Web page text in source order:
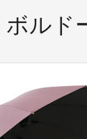
ボル